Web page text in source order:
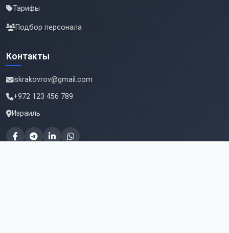
Тарифы
Подбор персонала
Контакты
iskrakovrov@gmail.com
+972 123 456 789
Израиль